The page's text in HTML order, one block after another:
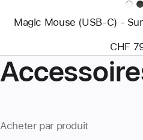
Magic Mouse (USB‑C) -
CHF
Acheter par produit